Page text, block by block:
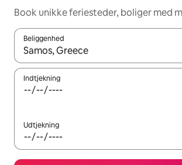
Book unikke feriesteder, boliger med
Beliggenhed
Når resultaterne er tilgængelige, skal du
Indtjekning
Udtjekning